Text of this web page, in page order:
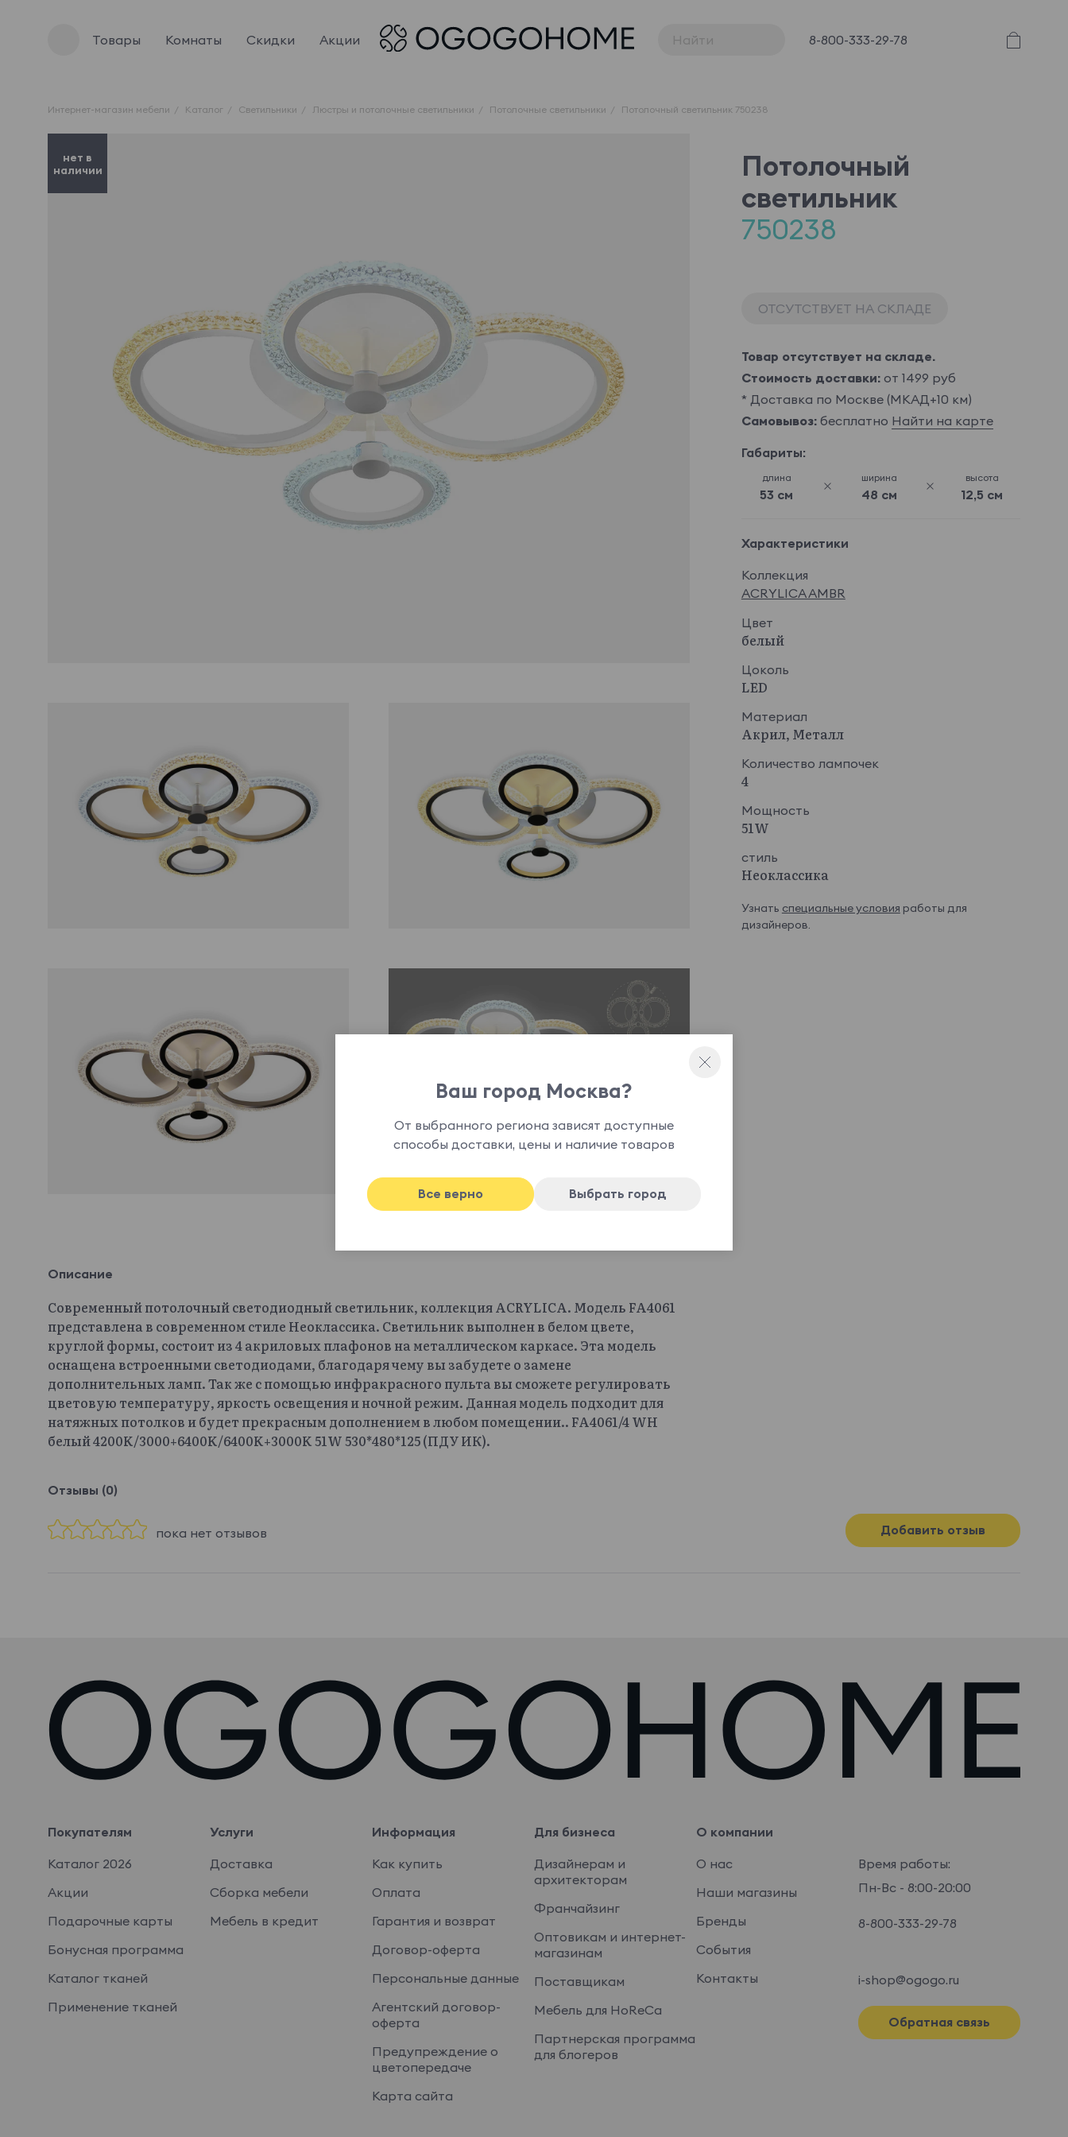
Товары Комнаты Скидки Акции 8-800-333-29-78
Интернет-магазин мебели Каталог Светильники Люстры и потолочные светильники Потолочные светильники Потолочный светильник 750238
нет в
наличии
Потолочный
светильник
750238
ОТСУТСТВУЕТ НА СКЛАДЕ
Товар отсутствует на складе.
Стоимость доставки:от 1499 руб
* Доставка по Москве (МКАД+10 км)
Самовывоз:бесплатно Найти на карте
Габариты:
длина
53 см
ширина
48 см
высота
12,5 см
Характеристики
Коллекция
ACRYLICA AMBR
Цвет
белый
Цоколь
LED
Материал
Акрил, Металл
Количество лампочек
4
Мощность
51W
стиль
Неоклассика
Узнать специальные условия работы для
дизайнеров.
Описание
Современный потолочный светодиодный светильник, коллекция ACRYLICA. Модель FA4061
представлена в современном стиле Неоклассика. Светильник выполнен в белом цвете,
круглой формы, состоит из 4 акриловых плафонов на металлическом каркасе. Эта модель
оснащена встроенными светодиодами, благодаря чему вы забудете о замене
дополнительных ламп. Так же с помощью инфракрасного пульта вы сможете регулировать
цветовую температуру, яркость освещения и ночной режим. Данная модель подходит для
натяжных потолков и будет прекрасным дополнением в любом помещении.. FA4061/4 WH
белый 4200K/3000+6400K/6400K+3000K 51W 530*480*125 (ПДУ ИК).
Отзывы (0)
пока нет отзывов Добавить отзыв
Покупателям
Каталог 2026
Акции
Подарочные карты
Бонусная программа
Каталог тканей
Применение тканей
Услуги
Доставка
Сборка мебели
Мебель в кредит
Информация
Как купить
Оплата
Гарантия и возврат
Договор-оферта
Персональные данные
Агентский договор-
оферта
Предупреждение о
цветопередаче
Карта сайта
Для бизнеса
Дизайнерам и
архитекторам
Франчайзинг
Оптовикам и интернет-
магазинам
Поставщикам
Мебель для HoReCa
Партнерская программа
для блогеров
О компании
О нас
Наши магазины
Бренды
События
Контакты
Время работы:
Пн-Вс - 8:00-20:00
8-800-333-29-78
i-shop@ogogo.ru
Обратная связь
Ваш город Москва?
От выбранного региона зависят доступные
способы доставки, цены и наличие товаров
Все верно Выбрать город